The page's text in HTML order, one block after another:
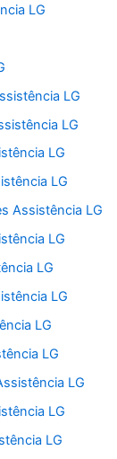
LG
LG
LG
LG
LG
Assistência LG
LG
LG
LG
LG
LG
LG
LG
LG